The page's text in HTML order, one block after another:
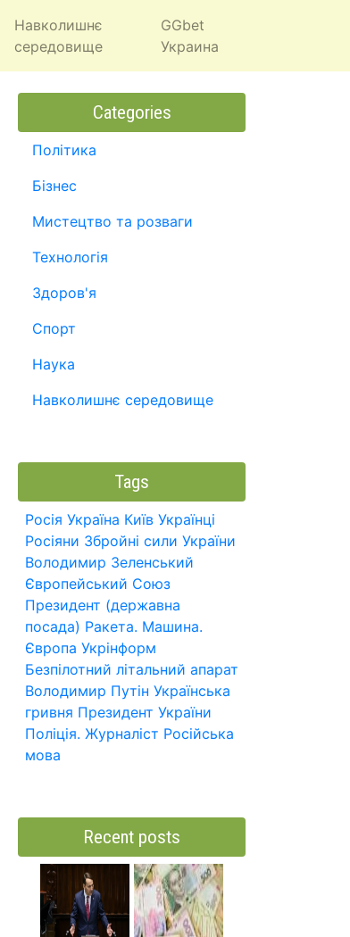
Навколишнє
середовище
GGbet
Украина
Categories
Політика
Бізнес
Мистецтво та розваги
Технологія
Здоров'я
Спорт
Наука
Навколишнє середовище
Tags
Росія Україна Київ Українці
Росіяни Збройні сили України
Володимир Зеленський
Європейський Союз
Президент (державна
посада) Ракета. Машина.
Європа Укрінформ
Безпілотний літальний апарат
Володимир Путін Українська
гривня Президент України
Поліція. Журналіст Російська
мова
Recent posts